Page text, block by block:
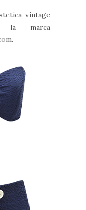
vintage
la marca
.